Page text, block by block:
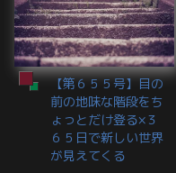
【第６５５号】目の
前の地味な階段をち
ょっとだけ登る×３
６５日で新しい世界
が見えてくる